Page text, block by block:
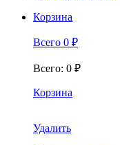
Корзина
Всего 0 ₽
Всего: 0 ₽
Корзина
Удалить